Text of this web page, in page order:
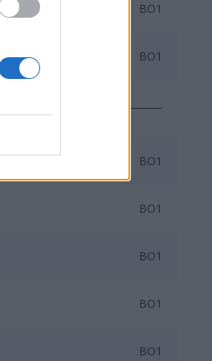
BO1
BO1
BO1
BO1
BO1
BO1
BO1